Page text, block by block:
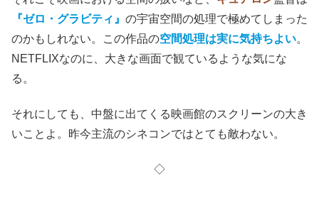
『ゼロ・グラビティ』 の宇宙空間の処理で極めてしまった
のかもしれない。この作品の空間処理は実に気持ちよい。
NETFLIXなのに、大きな画面で観ているような気にな
る。
それにしても、中盤に出てくる映画館のスクリーンの大き
いことよ。昨今主流のシネコンではとても敵わない。
◇